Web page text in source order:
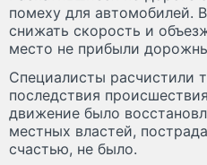
помеху для автомобилей.
снижать скорость и
место не прибыли
Специалисты расчистили
последствия
движение было
местных властей,
счастью, не было.